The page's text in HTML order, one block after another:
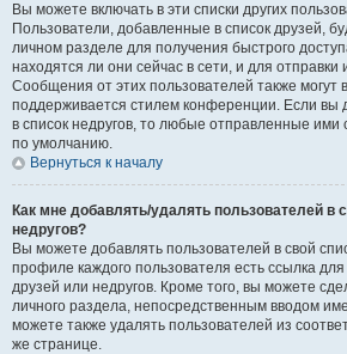
Вы можете включать в эти списки других
Пользователи, добавленные в список друзей,
личном разделе для получения быстрого
находятся ли они сейчас в сети, и для
Сообщения от этих пользователей также могут
поддерживается стилем конференции. Если вы
в список недругов, то любые отправленные
по умолчанию.
Вернуться к началу
Как мне добавлять/удалять пользователей в
недругов?
Вы можете добавлять пользователей в свой
профиле каждого пользователя есть ссылка
друзей или недругов. Кроме того, вы можете
личного раздела, непосредственным вводом
можете также удалять пользователей из
же странице.